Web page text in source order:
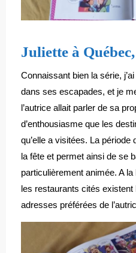
Juliette à
Connaissant bien la série,
dans ses escapades, et je
l’autrice allait parler de sa
d’enthousiasme que les
qu’elle a visitées. La période
la fête et permet ainsi de se
particulièrement animée. A
les restaurants cités existent
adresses préférées de